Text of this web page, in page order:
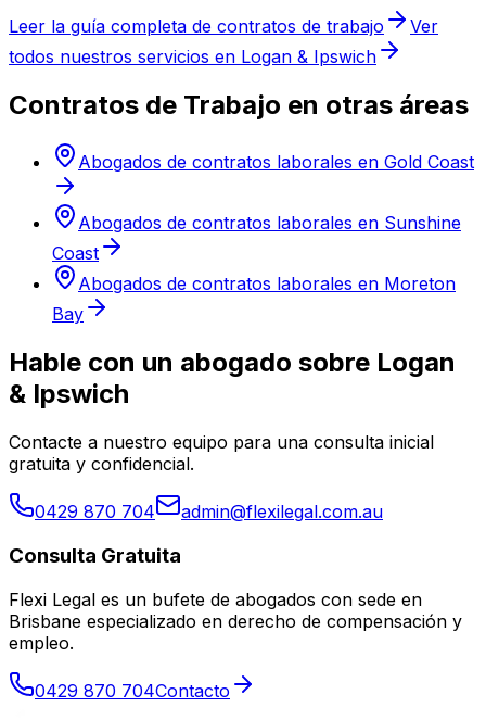
Leer la guía completa de contratos de trabajo
Ver
todos nuestros servicios en Logan & Ipswich
Contratos de Trabajo en otras áreas
Abogados de contratos laborales en Gold Coast
Abogados de contratos laborales en Sunshine
Coast
Abogados de contratos laborales en Moreton
Bay
Hable con un abogado sobre Logan
& Ipswich
Contacte a nuestro equipo para una consulta inicial
gratuita y confidencial.
0429 870 704 admin@flexilegal.com.au
Consulta Gratuita
Flexi Legal es un bufete de abogados con sede en
Brisbane especializado en derecho de compensación y
empleo.
0429 870 704Contacto